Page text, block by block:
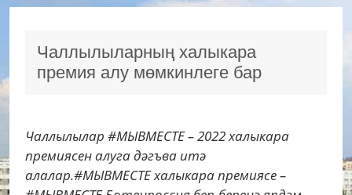
Чаллылыларның халыкара
премия алу мөмкинлеге бар
Чаллылылар #МЫВМЕСТЕ – 2022 халыкара
премиясен алуга дәгъва итә
алалар.#МЫВМЕСТЕ халыкара премиясе –